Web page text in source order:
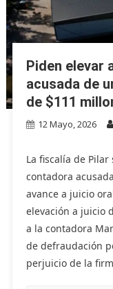
Piden elevar
acusada de
de $111
12 Mayo, 2026
La fiscalía de
contadora
avance a juicio
elevación a juicio
a la contadora
de defraudación
perjuicio de la